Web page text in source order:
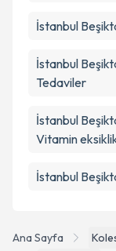
Ana Sayfa
İstanbul
İstanbul
Tedaviler
İstanbul
Vitamin
İstanbul